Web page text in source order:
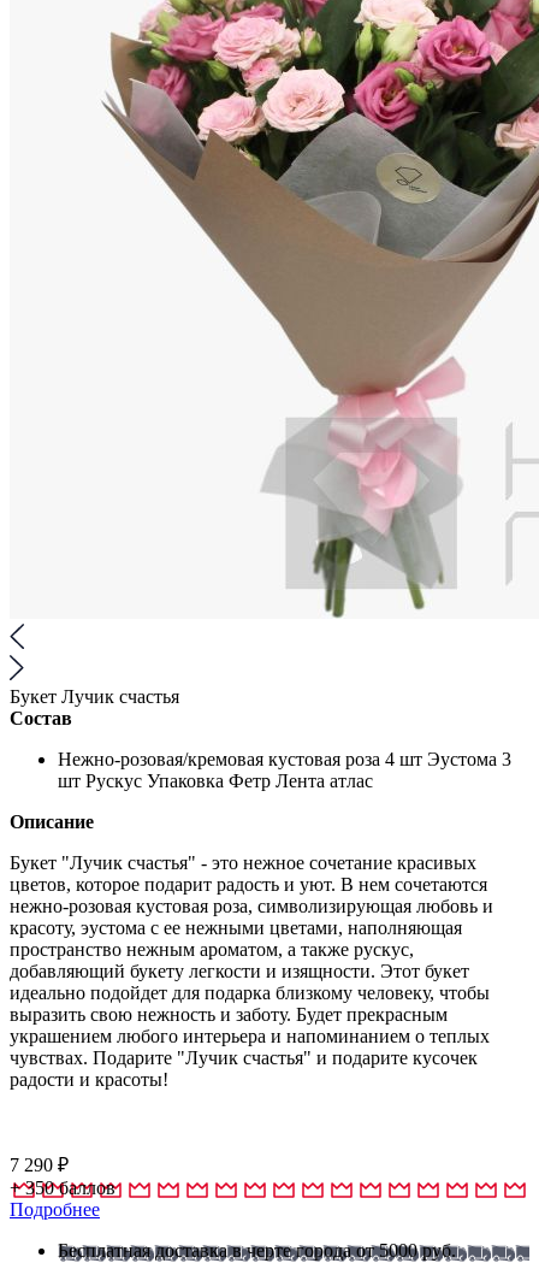
Букет Лучик счастья
Состав
Нежно-розовая/кремовая кустовая роза 4 шт Эустома 3
шт Рускус Упаковка Фетр Лента атлас
Описание
Букет "Лучик счастья" - это нежное сочетание красивых
цветов, которое подарит радость и уют. В нем сочетаются
нежно-розовая кустовая роза, символизирующая любовь и
красоту, эустома с ее нежными цветами, наполняющая
пространство нежным ароматом, а также рускус,
добавляющий букету легкости и изящности. Этот букет
идеально подойдет для подарка близкому человеку, чтобы
выразить свою нежность и заботу. Будет прекрасным
украшением любого интерьера и напоминанием о теплых
чувствах. Подарите "Лучик счастья" и подарите кусочек
радости и красоты!
7 290 ₽
+350баллов
Подробнее
Бесплатная доставка в черте города от 5000 руб.